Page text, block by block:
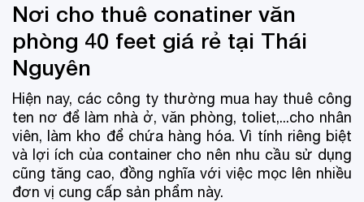
Nơi cho thuê conatiner văn
phòng 40 feet giá rẻ tại Thái
Nguyên
Hiện nay, các công ty thường mua hay thuê công
ten nơ để làm nhà ở, văn phòng, toliet,...cho nhân
viên, làm kho để chứa hàng hóa. Vì tính riêng biệt
và lợi ích của container cho nên nhu cầu sử dụng
cũng tăng cao, đồng nghĩa với việc mọc lên nhiều
đơn vị cung cấp sản phẩm này.